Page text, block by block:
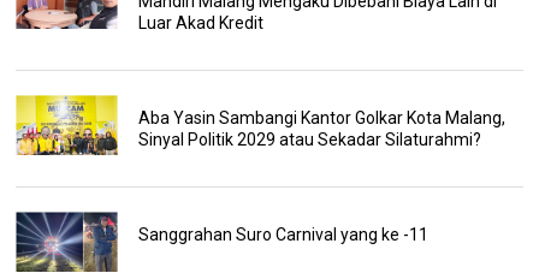
Luar Akad Kredit
Aba Yasin Sambangi Kantor Golkar Kota Malang,
Sinyal Politik 2029 atau Sekadar Silaturahmi?
Sanggrahan Suro Carnival yang ke -11